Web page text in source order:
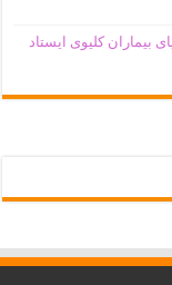
بیماران کلیوی ایستاد